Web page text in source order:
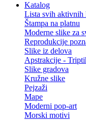
Katalog
Lista svih aktivnih
Štampa na platnu
Moderne slike za
Reprodukcije
Slike iz delova
Apstrakcije -
Slike gradova
Kružne slike
Pejzaži
Mape
Moderni pop-art
Morski motivi